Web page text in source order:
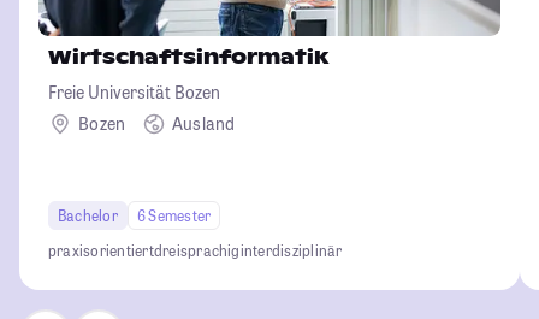
Wirtschaftsinformatik
Freie Universität Bozen
Bozen
Ausland
Bachelor
6 Semester
praxisorientiertdreisprachiginterdisziplinär